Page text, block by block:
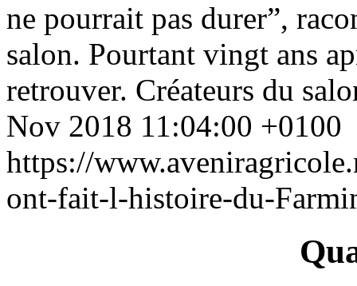
ne pourrait pas durer”,
salon. Pourtant vingt ans
retrouver. Créateurs du
Nov 2018 11:04:00 +0100
https://
ont-fait-l-histoire-du-